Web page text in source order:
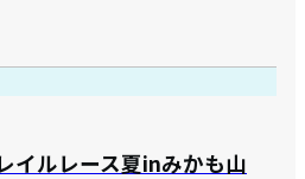
イルレース夏inみかも山